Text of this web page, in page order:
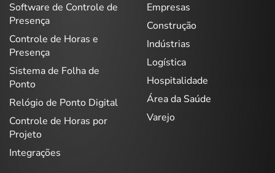
Software de Controle de
Presença
Controle de Horas e
Presença
Sistema de Folha de
Ponto
Relógio de Ponto Digital
Controle de Horas por
Projeto
Integrações
Empresas
Construção
Indústrias
Logística
Hospitalidade
Área da Saúde
Varejo